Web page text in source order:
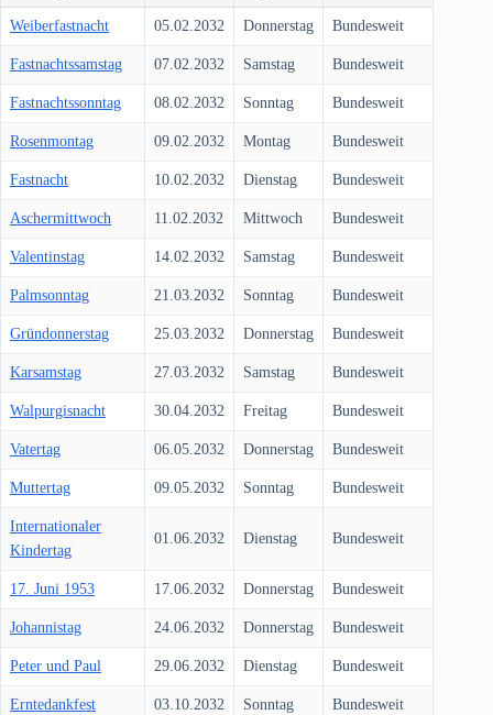
Weiberfastnacht 05.02.2032 Donnerstag Bundesweit
Fastnachtssamstag 07.02.2032 Samstag Bundesweit
Fastnachtssonntag 08.02.2032 Sonntag Bundesweit
Rosenmontag 09.02.2032 Montag Bundesweit
Fastnacht 10.02.2032 Dienstag Bundesweit
Aschermittwoch 11.02.2032 Mittwoch Bundesweit
Valentinstag 14.02.2032 Samstag Bundesweit
Palmsonntag 21.03.2032 Sonntag Bundesweit
Gründonnerstag 25.03.2032 Donnerstag Bundesweit
Karsamstag 27.03.2032 Samstag Bundesweit
Walpurgisnacht 30.04.2032 Freitag Bundesweit
Vatertag 06.05.2032 Donnerstag Bundesweit
Muttertag 09.05.2032 Sonntag Bundesweit
Internationaler
Kindertag
01.06.2032 Dienstag Bundesweit
17. Juni 1953 17.06.2032 Donnerstag Bundesweit
Johannistag 24.06.2032 Donnerstag Bundesweit
Peter und Paul 29.06.2032 Dienstag Bundesweit
Erntedankfest 03.10.2032 Sonntag Bundesweit